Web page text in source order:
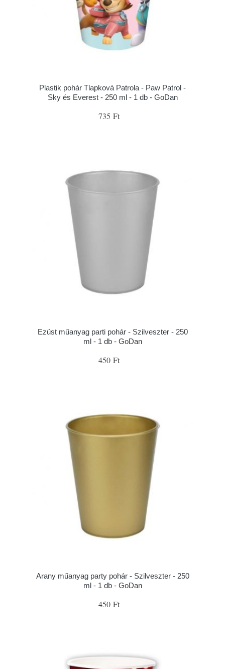
Plastik pohár Tlapková Patrola - Paw Patrol -
Sky és Everest - 250 ml - 1 db - GoDan
735 Ft
Ezüst műanyag parti pohár - Szilveszter - 250
ml - 1 db - GoDan
450 Ft
Arany műanyag party pohár - Szilveszter - 250
ml - 1 db - GoDan
450 Ft